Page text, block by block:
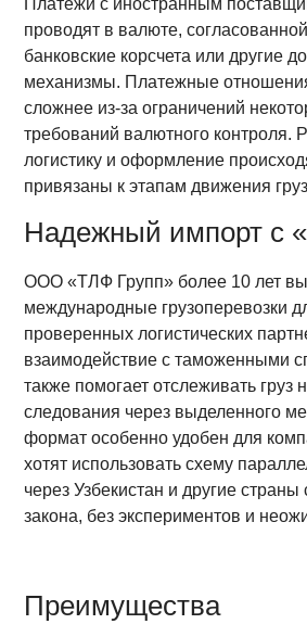
Платежи с иностранным
проводят в валюте,
банковские корсчета или другие
механизмы. Платежные
сложнее из-за ограничений
требований валютного контроля.
логистику и оформление
привязаны к этапам движения
Надежный импорт с
ООО «ТЛФ Групп» более 10 лет
международные грузоперевозки
проверенных логистических
взаимодействие с таможенными
также помогает отслеживать груз
следования через выделенного
формат особенно удобен для
хотят использовать схему
через Узбекистан и другие страны
закона, без экспериментов и
Преимущества